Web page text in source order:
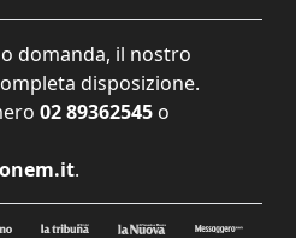
domanda, il nostro
disposizione.
02 89362545 o
.